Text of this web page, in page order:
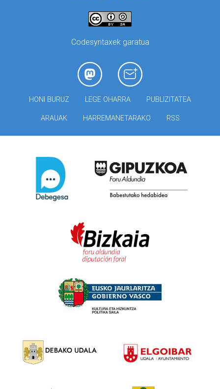
Codesyntaxek garatua
HONI BURUZ LEGE OHARRA PUBLIZITATEA
ARAUAK HARREMANETARAKO RSS